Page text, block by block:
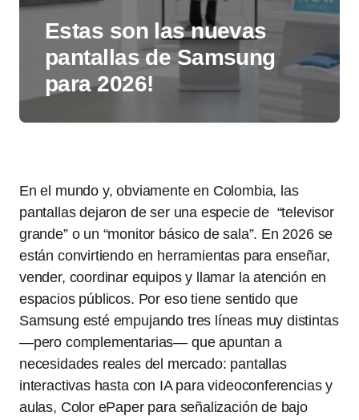
Estas son las nuevas
pantallas de Samsung
para 2026!
En el mundo y, obviamente en Colombia, las
pantallas dejaron de ser una especie de “televisor
grande” o un “monitor básico de sala”. En 2026 se
están convirtiendo en herramientas para enseñar,
vender, coordinar equipos y llamar la atención en
espacios públicos. Por eso tiene sentido que
Samsung esté empujando tres líneas muy distintas
—pero complementarias— que apuntan a
necesidades reales del mercado: pantallas
interactivas hasta con IA para videoconferencias y
aulas, Color ePaper para señalización de bajo